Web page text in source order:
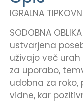
IGRALNA
SODOBNA
ustvarjena
uživajo več
za uporabo,
udobna za
vidne, kar